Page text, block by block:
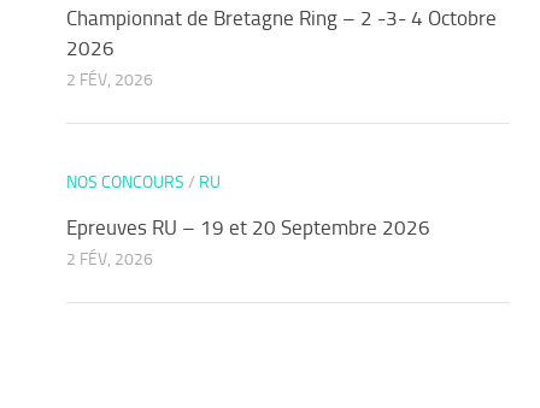
Championnat de Bretagne Ring – 2 -3- 4 Octobre
2026
2 FÉV, 2026
NOS CONCOURS / RU
Epreuves RU – 19 et 20 Septembre 2026
2 FÉV, 2026